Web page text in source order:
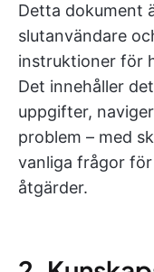
Detta dokument
slutanvändare
instruktioner för
Det innehåller
uppgifter,
problem – med
vanliga frågor
åtgärder.